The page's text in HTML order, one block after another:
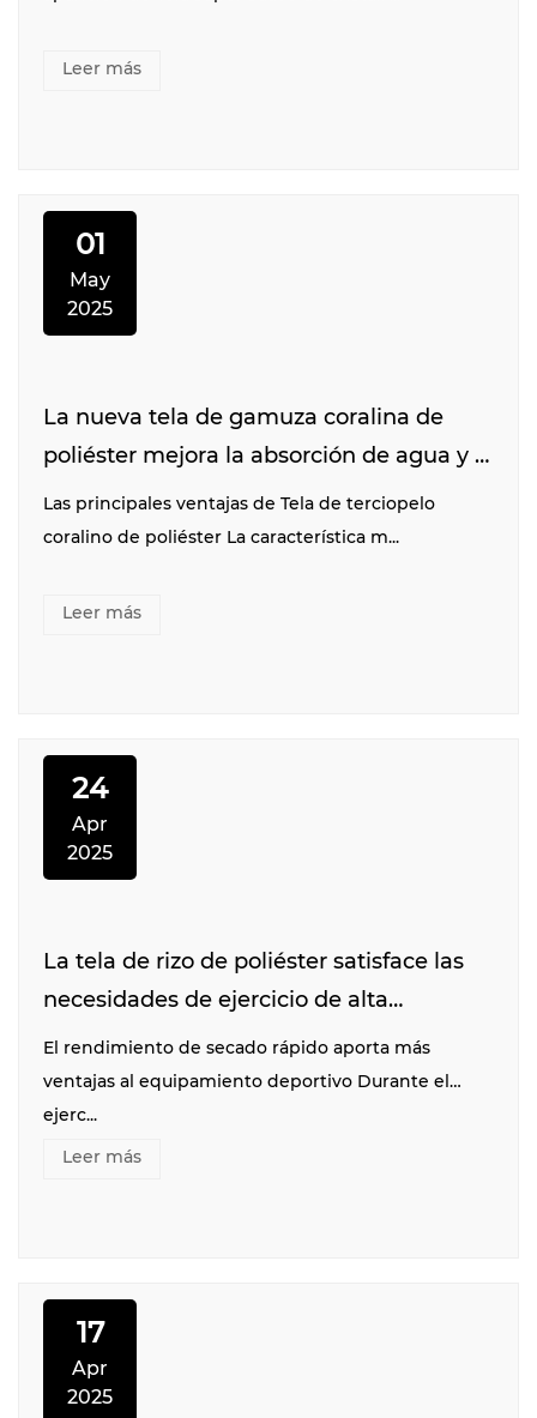
Leer más
01
May
2025
La nueva tela de gamuza coralina de
poliéster mejora la absorción de agua y la
comodidad de las toallas de baño
Las principales ventajas de Tela de terciopelo
coralino de poliéster La característica m...
Leer más
24
Apr
2025
La tela de rizo de poliéster satisface las
necesidades de ejercicio de alta
intensidad con un rendimiento de
secado rápido.
El rendimiento de secado rápido aporta más
ventajas al equipamiento deportivo Durante el
ejerc...
Leer más
17
Apr
2025